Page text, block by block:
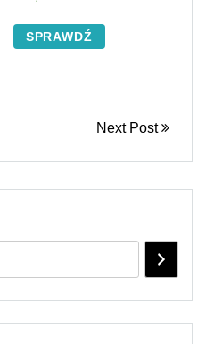
SPRAWDŹ
Next Post